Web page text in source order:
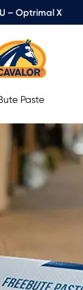
– Optrimal X
Paste